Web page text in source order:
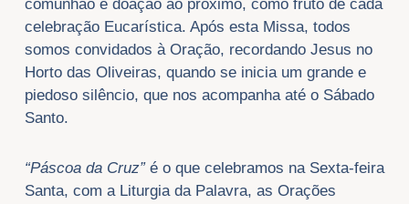
comunhão e doação ao próximo, como fruto de cada
celebração Eucarística. Após esta Missa, todos
somos convidados à Oração, recordando Jesus no
Horto das Oliveiras, quando se inicia um grande e
piedoso silêncio, que nos acompanha até o Sábado
Santo.
“Páscoa da Cruz”é o que celebramos na Sexta-feira
Santa, com a Liturgia da Palavra, as Orações